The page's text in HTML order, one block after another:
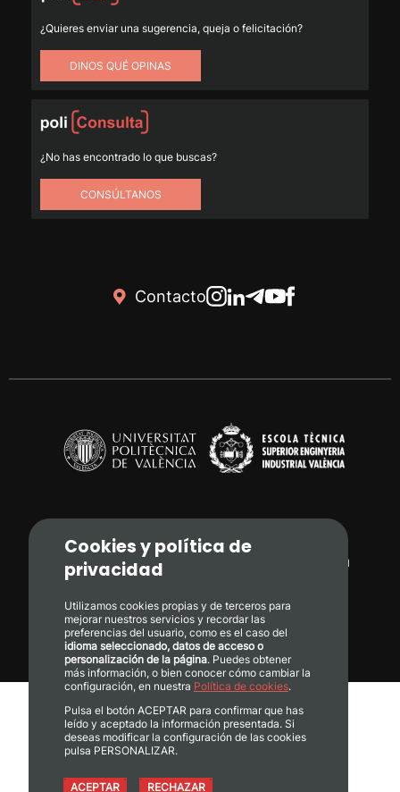
Cookies y política de
privacidad
Utilizamos cookies propias y de terceros para
mejorar nuestros servicios y recordar las
preferencias del usuario, como es el caso del
idioma seleccionado, datos de acceso o
personalización de la página. Puedes obtener
más información, o bien conocer cómo cambiar la
configuración, en nuestra Política de cookies.
Pulsa el botón ACEPTAR para confirmar que has
leído y aceptado la información presentada. Si
deseas modificar la configuración de las cookies
pulsa PERSONALIZAR.
ACEPTAR RECHAZAR
¿Quieres enviar una sugerencia, queja o felicitación?
DINOS QUÉ OPINAS
¿No has encontrado lo que buscas?
CONSÚLTANOS
Contacto
Camí de Vera, s/n. 46022 - València
+34 96 387 71 70
informacion@etsii.upv.es
Calidad
Transparencia
Política de Cookies